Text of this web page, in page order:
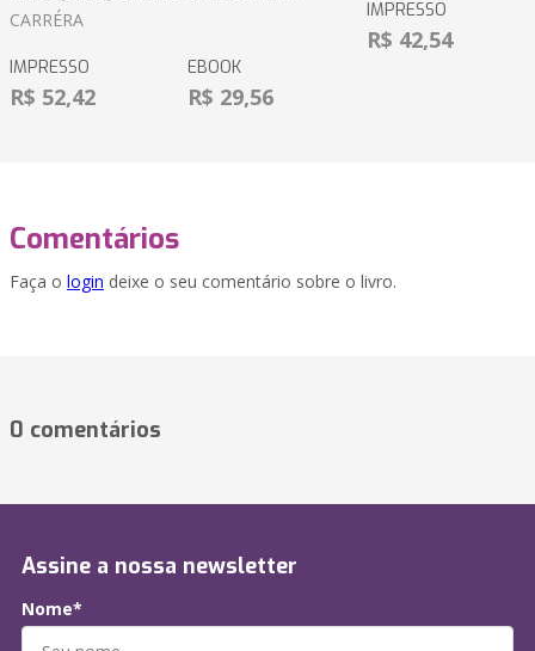
CARRÉRA
IMPRESSO
R$ 52,42
EBOOK
R$ 29,56
IMPRESSO
R$ 42,54
Comentários
Faça o login deixe o seu comentário sobre o livro.
0 comentários
Assine a nossa newsletter
Nome*